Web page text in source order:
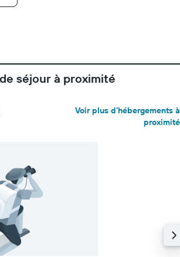
séjour à proximité
Voir plus d'hébergements à
proximité